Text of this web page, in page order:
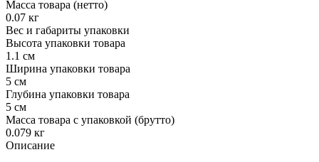
Масса товара (нетто)
0.07 кг
Вес и габариты упаковки
Высота упаковки товара
1.1 см
Ширина упаковки товара
5 см
Глубина упаковки товара
5 см
Масса товара с упаковкой (брутто)
0.079 кг
Описание